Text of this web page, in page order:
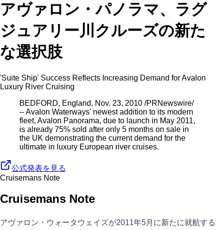
アヴァロン・パノラマ、ラグ
ジュアリー川クルーズの新た
な選択肢
'Suite Ship' Success Reflects Increasing Demand for Avalon
Luxury River Cruising
BEDFORD, England, Nov. 23, 2010 /PRNewswire/
-- Avalon Waterways' newest addition to its modern
fleet, Avalon Panorama, due to launch in May 2011,
is already 75% sold after only 5 months on sale in
the UK demonstrating the current demand for the
ultimate in luxury European river cruises.
公式発表を見る
Cruisemans Note
Cruisemans Note
アヴァロン・ウォータウェイズが2011年5月に新たに就航する